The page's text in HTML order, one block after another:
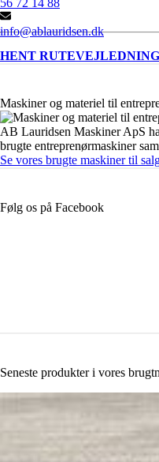
info@ablauridsen.dk
HENT RUTEVEJLEDNING
Maskiner og materiel til
AB Lauridsen Maskiner ApS
brugte entreprenørmaskiner
Se vores brugte maskiner til
Følg os på Facebook
Seneste produkter i vores